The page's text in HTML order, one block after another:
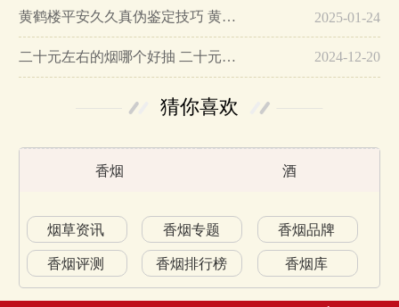
黄鹤楼平安久久真伪鉴定技巧 黄鹤楼平安久久二维码在哪里… 2025-01-24
二十元左右的烟哪个好抽 二十元左右的香烟排行榜最新款… 2024-12-20
猜你喜欢
香烟 酒
烟草资讯 香烟专题 香烟品牌
香烟评测 香烟排行榜 香烟库